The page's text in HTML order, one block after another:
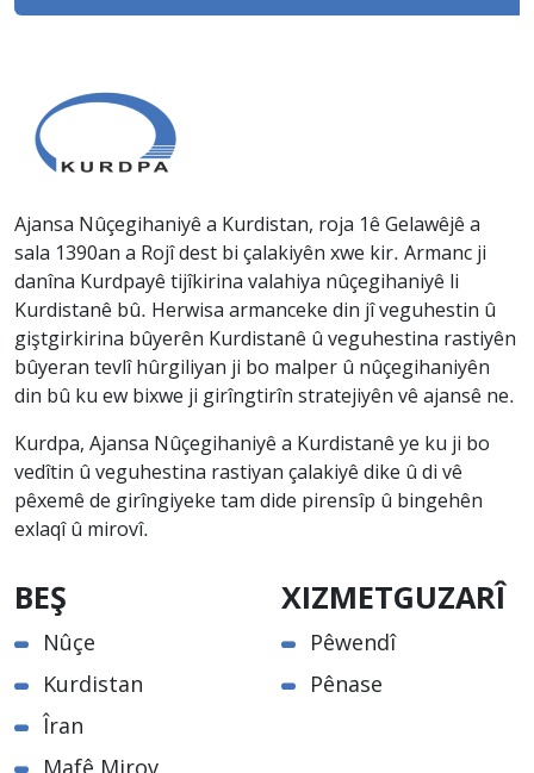
Ajansa Nûçegihaniyê a Kurdistan, roja 1ê Gelawêjê a
sala 1390an a Rojî dest bi çalakiyên xwe kir. Armanc ji
danîna Kurdpayê tijîkirina valahiya nûçegihaniyê li
Kurdistanê bû. Herwisa armanceke din jî veguhestin û
giştgirkirina bûyerên Kurdistanê û veguhestina rastiyên
bûyeran tevlî hûrgiliyan ji bo malper û nûçegihaniyên
din bû ku ew bixwe ji girîngtirîn stratejiyên vê ajansê ne.
Kurdpa, Ajansa Nûçegihaniyê a Kurdistanê ye ku ji bo
vedîtin û veguhestina rastiyan çalakiyê dike û di vê
pêxemê de girîngiyeke tam dide pirensîp û bingehên
exlaqî û mirovî.
BEŞ
Nûçe
Kurdistan
Îran
XIZMETGUZARÎ
Pêwendî
Pênase